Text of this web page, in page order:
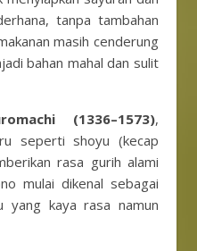
tanpa tambahan
masih cenderung
bahan mahal dan sulit
(1336–1573),
seperti shoyu (kecap
rasa gurih alami
mulai dikenal sebagai
yang kaya rasa namun